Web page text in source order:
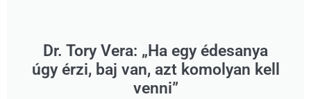
Dr. Tory Vera: „Ha egy édesanya
úgy érzi, baj van, azt komolyan kell
venni”